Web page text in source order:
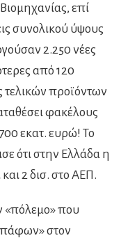
επί
συνολικού ύψους
2.250 νέες
από 120
τελικών προϊόντων
φακέλους
εκατ. ευρώ! Το
ότι στην Ελλάδα η
2 δισ. στο ΑΕΠ.
«πόλεμο» που
στον